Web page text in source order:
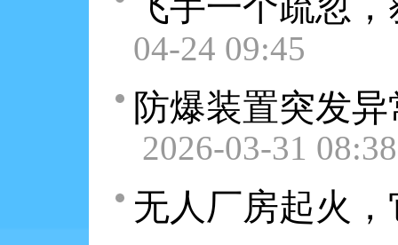
04-24 09:45
防爆装置突发
2026-03-31 08:38
无人厂房起火